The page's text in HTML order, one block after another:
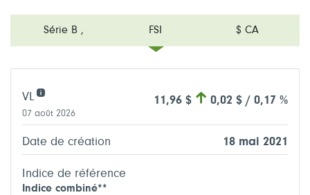
Série B , FSI $ CA
VL 11,96 $ 0,02 $ / 0,17 %
07 août 2026
Date de création 18 mai 2021
Indice de référence
Indice combiné**